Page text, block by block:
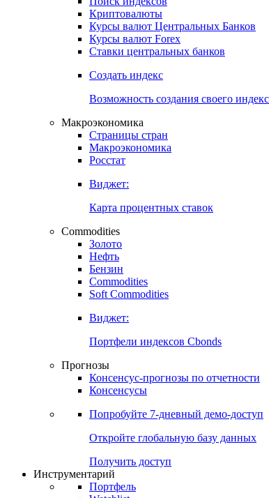
Получить доступ
Индикаторы рынка
Поиск индексов
Криптовалюты
Курсы валют Центральных Банков
Курсы валют Forex
Ставки центральных банков
Создать индекс
Возможность создания своего индекса
Макроэкономика
Страницы стран
Макроэкономика
Росстат
Виджет:
Карта процентных ставок
Commodities
Золото
Нефть
Бензин
Commodities
Soft Commodities
Виджет:
Портфели индексов Cbonds
Прогнозы
Консенсус-прогнозы по отчетности
Консенсусы
Попробуйте7-дневный
Откройте глобальную базу данных